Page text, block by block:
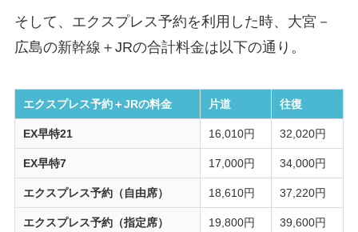
そして、エクスプレス予約を利用した時、大宮－
広島の新幹線＋JRの合計料金は以下の通り。
エクスプレス予約＋JRの料金 片道 往復
EX早特21 16,010円 32,020円
EX早特7 17,000円 34,000円
エクスプレス予約（自由席） 18,610円 37,220円
エクスプレス予約（指定席） 19,800円 39,600円